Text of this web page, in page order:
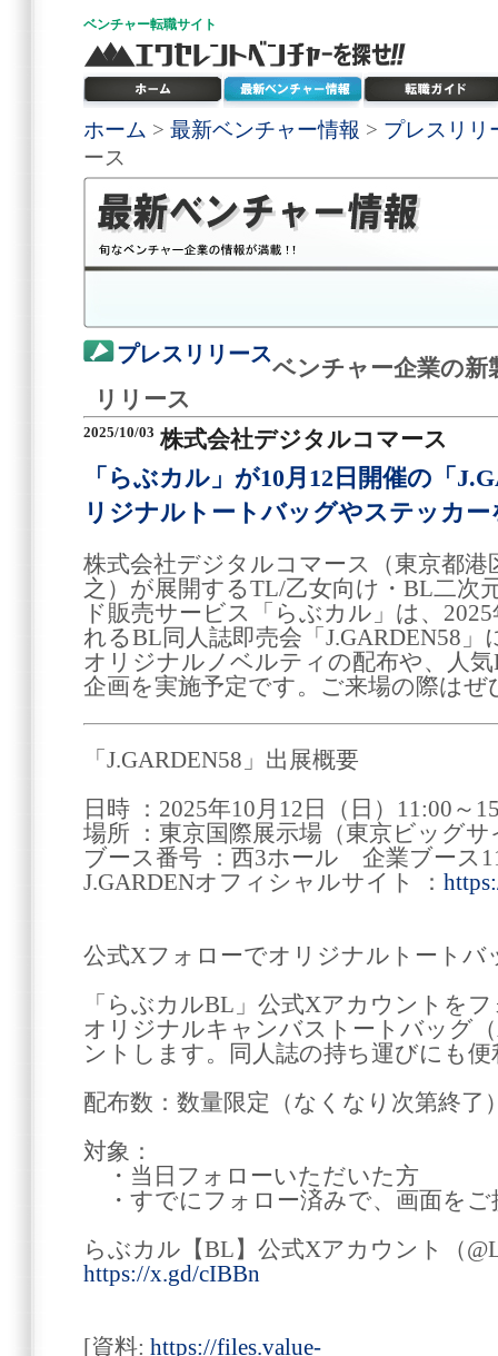
ベンチャー転職サイト
ホーム > 最新ベンチャー情報 > プレスリリ
ース
プレスリリース
ベンチャー企業の新
リリース
2025/10/03 株式会社デジタルコマース
「らぶカル」が10月12日開催の「
リジナルトートバッグやステッカー
株式会社デジタルコマース（東京都港
之）が展開するTL/乙女向け・BL二次
ド販売サービス「らぶカル」は、
れるBL同人誌即売会「J.GARDEN58
オリジナルノベルティの配布や、人
企画を実施予定です。ご来場の際は
「J.GARDEN58」出展概要
日時 ：2025年10月12日（日）11:00～
場所 ：東京国際展示場（東京ビッグサ
ブース番号 ：西3ホール 企業ブース
J.GARDENオフィシャルサイト ：
公式Xフォローでオリジナルトートバ
「らぶカルBL」公式Xアカウントを
オリジナルキャンバストートバッグ
ントします。同人誌の持ち運びにも
配布数：数量限定（なくなり次第終了
対象：
・当日フォローいただいた方
・すでにフォロー済みで、画面をご
らぶカル【BL】公式Xアカウント（
https://x.gd/cIBBn
[資料: https://files.value-